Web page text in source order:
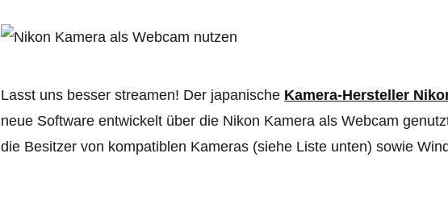
Lasst uns besser streamen! Der japanische Kamera-Hersteller
neue Software entwickelt über die Nikon Kamera als Webcam
die Besitzer von kompatiblen Kameras (siehe Liste unten) sowie